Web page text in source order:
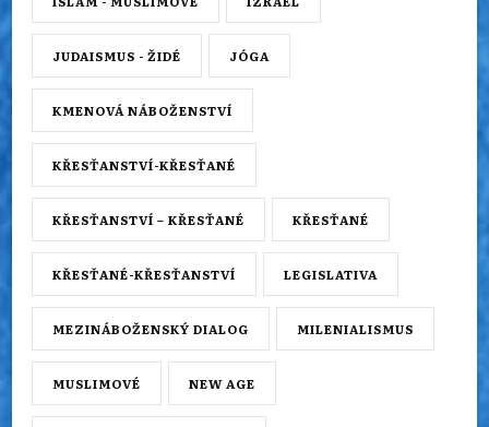
JUDAISMUS - ŽIDÉ JÓGA
KMENOVÁ NÁBOŽENSTVÍ
KŘESŤANSTVÍ-KŘESŤANÉ
KŘESŤANSTVÍ – KŘESŤANÉ KŘESŤANÉ
KŘESŤANÉ-KŘESŤANSTVÍ LEGISLATIVA
MEZINÁBOŽENSKÝ DIALOG MILENIALISMUS
MUSLIMOVÉ NEW AGE